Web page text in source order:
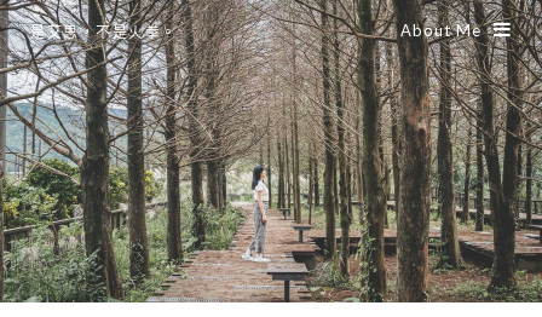
是艾思，不是火拳。 About Me